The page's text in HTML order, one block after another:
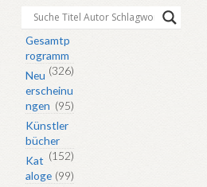
Gesamtp
rogramm
(326)
Neu
erscheinu
ngen (95)
Künstler
bücher
(152)
Kat
aloge (99)